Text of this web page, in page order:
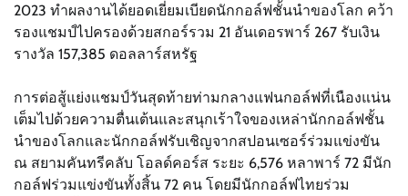
2023 ทำผลงานได้ยอดเยี่ยมเบียดนักกอล์ฟชั้นนำของโลก คว้า
รองแชมป์ไปครองด้วยสกอร์รวม 21 อันเดอรพาร์ 267 รับเงิน
รางวัล 157,385 ดอลลาร์สหรัฐ
การต่อสู้แย่งแชมป์วันสุดท้ายท่ามกลางแฟนกอล์ฟที่เนืองแน่น
เต็มไปด้วยความตื่นเต้นและสนุกเร้าใจของเหล่านักกอล์ฟชั้น
นำของโลกและนักกอล์ฟรับเชิญจากสปอนเซอร์ร่วมแข่งขัน
ณ สยามคันทรีคลับ โอลด์คอร์ส ระยะ 6,576 หลาพาร์ 72 มีนัก
กอล์ฟร่วมแข่งขันทั้งสิ้น 72 คน โดยมีนักกอล์ฟไทยร่วม